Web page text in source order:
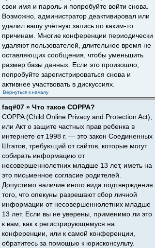
свои имя и пароль и попробуйте войти снова.
Возможно, администратор деактивировал или
удалил вашу учётную запись по каким-то
причинам. Многие конференции периодически
удаляют пользователей, длительное время не
оставляющих сообщения, чтобы уменьшить
размер базы данных. Если это произошло,
попробуйте зарегистрироваться снова и
активнее участвовать в дискуссиях.
Вернуться к началу
faq#07 » Что такое COPPA?
COPPA (Child Online Privacy and Protection Act),
или Акт о защите частных прав ребенка в
интернете от 1998 г. — это закон Соединенных
Штатов, требующий от сайтов, которые могут
собирать информацию от
несовершеннолетних младше 13 лет, иметь на
это письменное согласие родителей.
Допустимо наличие иного вида подтверждения
того, что опекуны разрешают сбор личной
информации от несовершеннолетних младше
13 лет. Если вы не уверены, применимо ли это
к вам, как к регистрирующемуся на
конференции, или к самой конференции,
обратитесь за помощью к юрисконсульту.